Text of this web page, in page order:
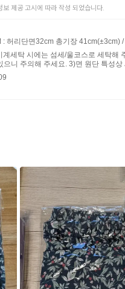
제공 고시에 따라 작성 되었습니다.
: 허리단면32cm 총기장 41cm(±3cm)
세탁 시에는 섬세/울코스로 세탁해
니 주의해 주세요. 3)면 원단 특성